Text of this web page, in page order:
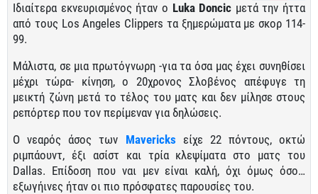
Ιδιαίτερα εκνευρισμένος ήταν ο Luka Doncic μετά την ήττα
από τους Los Angeles Clippers τα ξημερώματα με σκορ 114-
99.
Μάλιστα, σε μια πρωτόγνωρη -για τα όσα μας έχει συνηθίσει
μέχρι τώρα- κίνηση, ο 20χρονος Σλοβένος απέφυγε τη
μεικτή ζώνη μετά το τέλος του ματς και δεν μίλησε στους
ρεπόρτερ που τον περίμεναν για δηλώσεις.
Ο νεαρός άσος των Mavericks είχε 22 πόντους, οκτώ
ριμπάουντ, έξι ασίστ και τρία κλεψίματα στο ματς του
Dallas. Επίδοση που ναι μεν είναι καλή, όχι όμως όσο…
εξωγήινες ήταν οι πιο πρόσφατες παρουσίες του.